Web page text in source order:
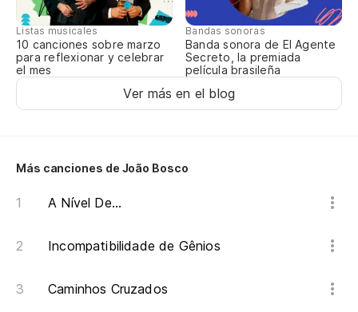
Listas musicales
10 canciones sobre marzo
para reflexionar y celebrar
el mes
Bandas sonoras
Banda sonora de El Agente
Secreto, la premiada
película brasileña
Ver más en el blog
Más canciones de João Bosco
A Nível De...
Incompatibilidade de Gênios
Caminhos Cruzados